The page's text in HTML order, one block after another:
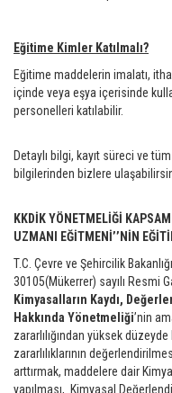
Eğitime Kimler Katılmalı?
Eğitime maddelerin imalatı,
içinde veya eşya içerisinde
personelleri katılabilir.
Detaylı bilgi, kayıt süreci ve
bilgilerinden bizlere
KKDİK YÖNETMELİĞİ
UZMANI EĞİTMENİ’’NİN
T.C. Çevre ve Şehircilik
30105(Mükerrer) sayılı Resmi
Kimyasalların Kaydı,
Hakkında Yönetmeliği’nin
zararlılığından yüksek
zararlılıklarının
arttırmak, maddelere dair
yapılması, Kimyasal